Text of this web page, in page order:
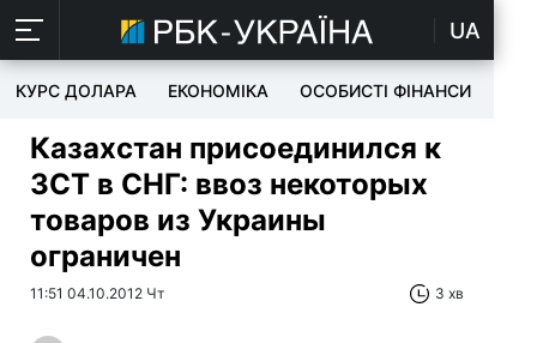
UA
КУРС ДОЛАРА ЕКОНОМІКА ОСОБИСТІ ФІНАНСИ
Казахстан присоединился к
ЗСТ в СНГ: ввоз некоторых
товаров из Украины
ограничен
11:51 04.10.2012 Чт 3 хв